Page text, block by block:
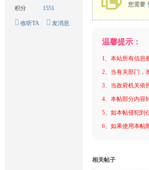
积分 1551
收听TA 发消息
您需要
温馨提示：
1、本站所有信息
2、当有关部门，
3、当政府机关依
4、本帖部分内容
5、如本帖侵犯到
6、如果使用本帖
相关帖子